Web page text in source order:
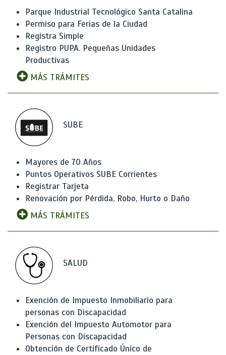
Parque Industrial Tecnológico Santa Catalina
Permiso para Ferias de la Ciudad
Registra Simple
Registro PUPA. Pequeñas Unidades
Productivas
MÁS TRÁMITES
SUBE
Mayores de 70 Años
Puntos Operativos SUBE Corrientes
Registrar Tarjeta
Renovación por Pérdida, Robo, Hurto o Daño
MÁS TRÁMITES
SALUD
Exención de Impuesto Inmobiliario para
personas con Discapacidad
Exención del Impuesto Automotor para
Personas con Discapacidad
Obtención de Certificado Único de